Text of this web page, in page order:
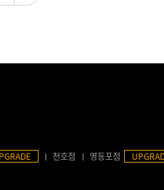
천호점 영등포점